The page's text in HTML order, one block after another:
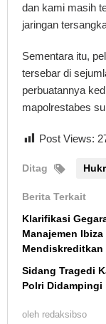
dan kami masih
jaringan
Sementara itu,
tersebar di
perbuatannya
mapolrestabes
Post Views:
Ditag
Berita Terkait
Klarifikasi
Manajemen
Mendiskreditkan
Sidang Tragedi
Polri Didampingi
oleh redaksibso